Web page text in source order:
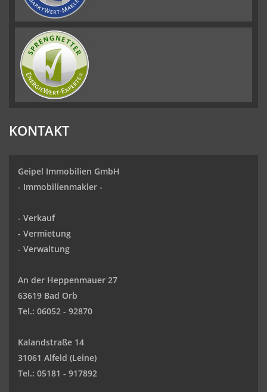
KONTAKT
Geipel Immobilien GmbH
- Immobilienmakler -
- Verkauf
- Vermietung
- Verwaltung
An der Heppenmauer 27
63619 Bad Orb
Tel.: 06052 - 92870
Kalandstraße 14
31061 Alfeld (Leine)
Tel.: 05181 - 917892